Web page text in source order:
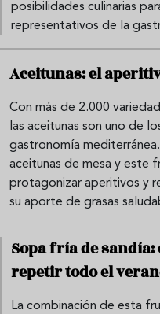
posibilidades culinarias
representativos de la
Aceitunas: el
Con más de 2.000
las aceitunas son uno de
gastronomía
aceitunas de mesa y este
protagonizar aperitivos y
su aporte de grasas
Sopa fría de
repetir todo el
La combinación de esta